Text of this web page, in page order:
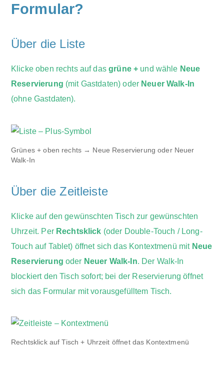
Formular?
Über die Liste
Klicke oben rechts auf dasgrüne + und wähle Neue
Reservierung (mit Gastdaten) oder Neuer Walk-In
(ohne Gastdaten).
Grünes + oben rechts → Neue Reservierung oder Neuer
Walk-In
Über die Zeitleiste
Klicke auf den gewünschten Tisch zur gewünschten
Uhrzeit. Per Rechtsklick (oder Double-Touch / Long-
Touch auf Tablet) öffnet sich das Kontextmenü mit Neue
Reservierung oder Neuer Walk-In. Der Walk-In
blockiert den Tisch sofort; bei der Reservierung öffnet
sich das Formular mit vorausgefülltem Tisch.
Rechtsklick auf Tisch + Uhrzeit öffnet das Kontextmenü